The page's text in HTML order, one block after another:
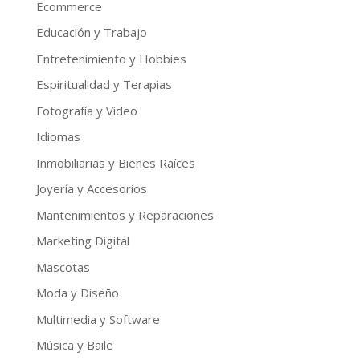
Ecommerce
Educación y Trabajo
Entretenimiento y Hobbies
Espiritualidad y Terapias
Fotografía y Video
Idiomas
Inmobiliarias y Bienes Raíces
Joyería y Accesorios
Mantenimientos y Reparaciones
Marketing Digital
Mascotas
Moda y Diseño
Multimedia y Software
Música y Baile